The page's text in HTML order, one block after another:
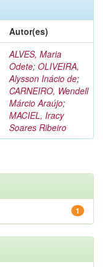
Autor(es)
ALVES, Maria
Odete; OLIVEIRA,
Alysson Inácio de;
CARNEIRO, Wendell
Márcio Araújo;
MACIEL, Iracy
Soares Ribeiro
1